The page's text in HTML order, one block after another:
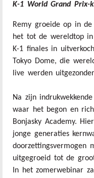
K-1 World Grand Prix-
Remy groeide op in
het tot de wereldtop
K-1 finales in
Tokyo Dome, die
live werden
Na zijn
waar het begon en
Bonjasky Academy.
jonge generaties
doorzettingsvermogen
uitgegroeid tot de
In het zomerwebinar